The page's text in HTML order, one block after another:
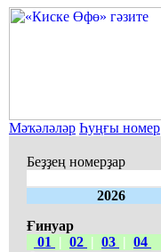
Мәҡәләләр Һуңғы номер
Беҙҙең номерҙар
2026
Ғинуар
01
| 02 | 03 | 04